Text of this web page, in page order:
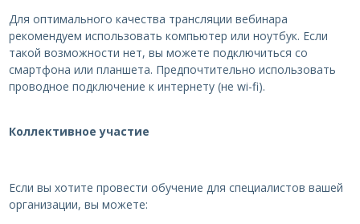
Для оптимального качества трансляции вебинара
рекомендуем использовать компьютер или ноутбук. Если
такой возможности нет, вы можете подключиться со
смартфона или планшета. Предпочтительно использовать
проводное подключение к интернету (не wi-fi).
Коллективное участие
Если вы хотите провести обучение для специалистов вашей
организации, вы можете: